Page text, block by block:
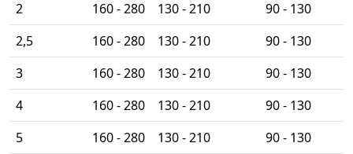
2
160 - 280 130 - 210
90 - 130
2,5
160 - 280 130 - 210
90 - 130
3
160 - 280 130 - 210
90 - 130
4
160 - 280 130 - 210
90 - 130
5
160 - 280 130 - 210
90 - 130